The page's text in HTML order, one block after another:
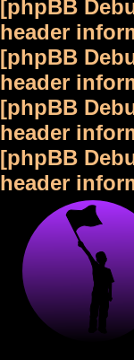
[phpBB
header
[phpBB
header
[phpBB
header
[phpBB
header